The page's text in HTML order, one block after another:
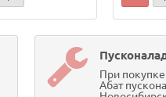
При
Абат